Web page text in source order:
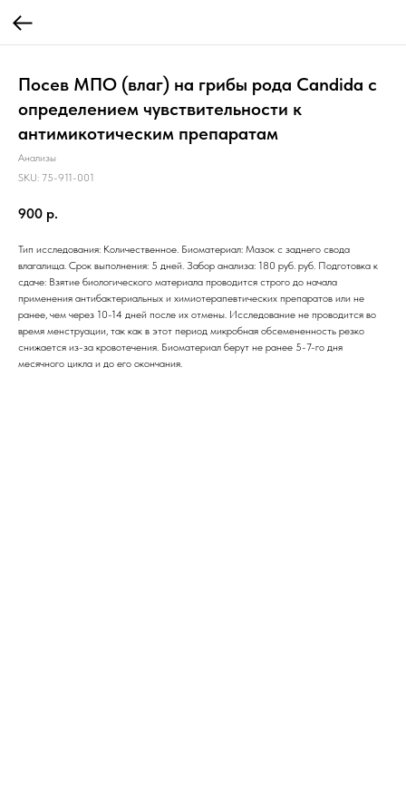
Посев МПО (влаг) на грибы рода Candida с
определением чувствительности к
антимикотическим препаратам
Анализы
SKU: 75-911-001
900 р.
Тип исследования: Количественное. Биоматериал: Мазок с заднего свода
влагалища. Срок выполнения: 5 дней. Забор анализа: 180 руб. руб. Подготовка к
сдаче: Взятие биологического материала проводится строго до начала
применения антибактериальных и химиотерапевтических препаратов или не
ранее, чем через 10-14 дней после их отмены. Исследование не проводится во
время менструации, так как в этот период микробная обсемененность резко
снижается из-за кровотечения. Биоматериал берут не ранее 5-7-го дня
месячного цикла и до его окончания.